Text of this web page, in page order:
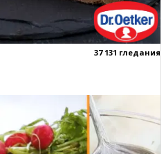
37 131 гледания